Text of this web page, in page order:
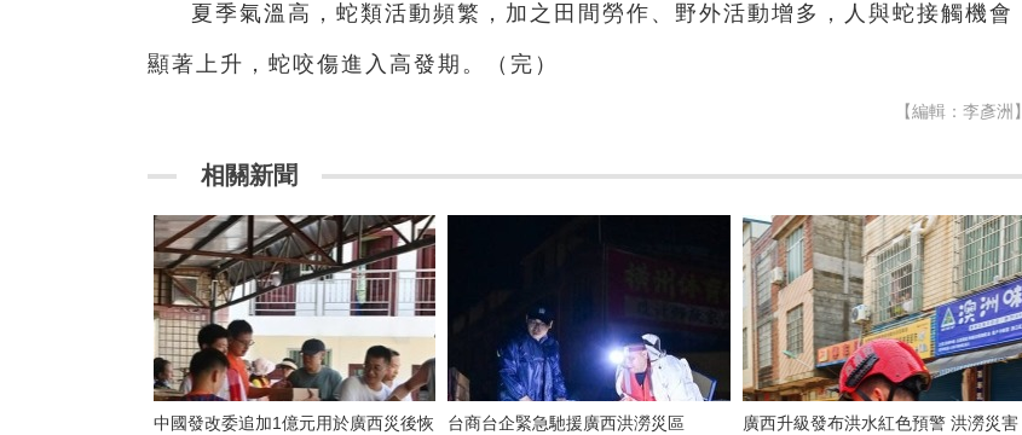
夏季氣溫高，蛇類活動頻繁，加之田間勞作、野外活動增多，人與蛇接觸機會
顯著上升，蛇咬傷進入高發期。（完）
【編輯：李彥洲】
相關新聞
中國發改委追加1億元用於廣西災後恢
台商台企緊急馳援廣西洪澇災區
廣西升級發布洪水紅色預警 洪澇災害